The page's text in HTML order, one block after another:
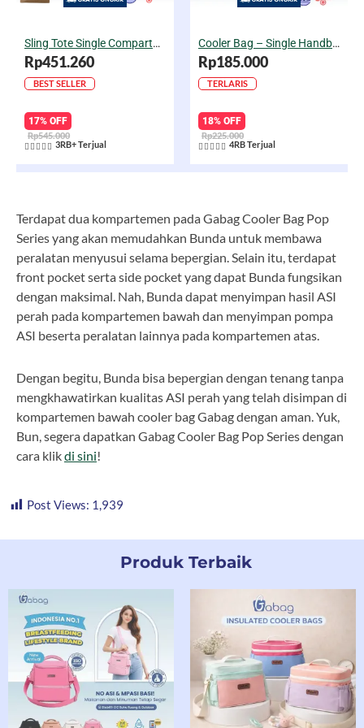
Sling Tote Single Compartment Diaper Bag Gianna
Rp451.260
BEST SELLER
17% OFF
Rp545.000
     Rated
5
3RB+ Terjual
Cooler Bag – Single Handbag Series
Rp185.000
TERLARIS
18% OFF
Rp225.000
     Rated
5
4RB Terjual
Terdapat dua kompartemen pada Gabag Cooler Bag Pop
Series yang akan memudahkan Bunda untuk membawa
peralatan menyusui selama bepergian. Selain itu, terdapat
front pocket serta side pocket yang dapat Bunda fungsikan
dengan maksimal. Nah, Bunda dapat menyimpan hasil ASI
perah pada kompartemen bawah dan menyimpan pompa
ASI beserta peralatan lainnya pada kompartemen atas.
Dengan begitu, Bunda bisa bepergian dengan tenang tanpa
mengkhawatirkan kualitas ASI perah yang telah disimpan di
kompartemen bawah cooler bag Gabag dengan aman. Yuk,
Bun, segera dapatkan Gabag Cooler Bag Pop Series dengan
cara klikdi sini!
Post Views: 1,939
Produk Terbaik